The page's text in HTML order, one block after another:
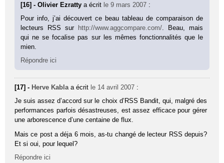
[16] - Olivier Ezrattya écrit le 9 mars 2007 :
Pour info, j’ai découvert ce beau tableau de comparaison de
lecteurs RSS sur http://www.aggcompare.com/. Beau, mais
qui ne se focalise pas sur les mêmes fonctionnalités que le
mien.
Répondre ici
[17] - Herve Kabla a écrit le 14 avril 2007 :
Je suis assez d’accord sur le choix d’RSS Bandit, qui, malgré des
performances parfois désastreuses, est assez efficace pour gérer
une arborescence d’une centaine de flux.
Mais ce post a déja 6 mois, as-tu changé de lecteur RSS depuis?
Et si oui, pour lequel?
Répondre ici